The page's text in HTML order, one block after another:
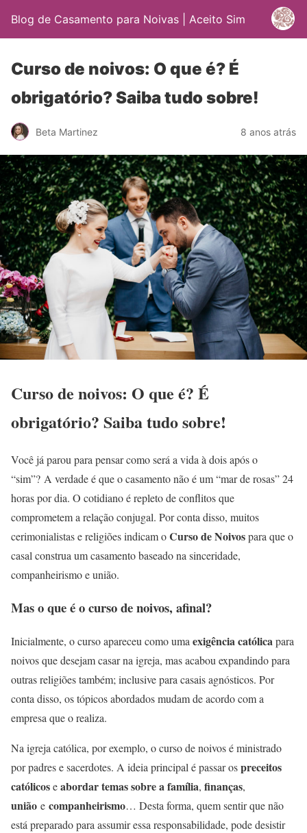
Blog de Casamento para Noivas | Aceito Sim
Curso de noivos: O que é? É
obrigatório? Saiba tudo sobre!
Beta Martinez 8 anos atrás
Curso de noivos: O que é? É
obrigatório? Saiba tudo sobre!
Você já parou para pensar como será a vida à dois após o
“sim”? A verdade é que o casamento não é um “mar de rosas” 24
horas por dia. O cotidiano é repleto de conflitos que
comprometem a relação conjugal. Por conta disso, muitos
cerimonialistas e religiões indicam oCurso de Noivospara que o
casal construa um casamento baseado na sinceridade,
companheirismo e união.
Mas o que é o curso de noivos, afinal?
Inicialmente, o curso apareceu como uma exigência católicapara
noivos que desejam casar na igreja, mas acabou expandindo para
outras religiões também; inclusive para casais agnósticos. Por
conta disso, os tópicos abordados mudam de acordo com a
empresa que o realiza.
Na igreja católica, por exemplo, o curso de noivos é ministrado
por padres e sacerdotes. A ideia principal é passar ospreceitos
católicoseabordar temas sobre a família, finanças,
união e companheirismo… Desta forma, quem sentir que não
está preparado para assumir essa responsabilidade, pode desistir